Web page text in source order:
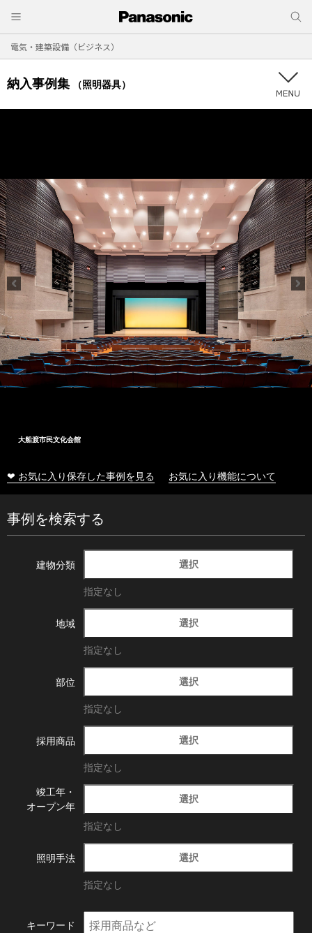
電気・建築設備（ビジネス）
納入事例集 （照明器具）
大船渡市民文化会館
❤ お気に入り保存した事例を見る お気に入り機能について
事例を検索する
建物分類 選択
指定なし
地域 選択
指定なし
部位 選択
指定なし
採用商品 選択
指定なし
竣工年・
オープン年
選択
指定なし
照明手法 選択
指定なし
キーワード